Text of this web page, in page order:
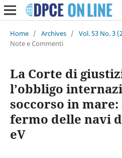
Home / Archives / Vol. 53 No. 3
Note e Commenti
La Corte di
l’obbligo
soccorso in mare:
fermo delle navi
eV